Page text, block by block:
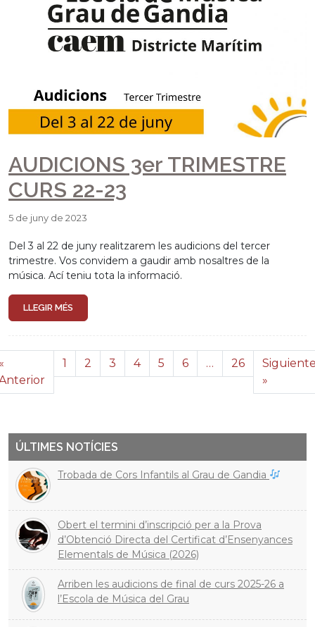
AUDICIONS 3er TRIMESTRE
CURS 22-23
5 de juny de 2023
Del 3 al 22 de juny realitzarem les audicions del tercer
trimestre. Vos convidem a gaudir amb nosaltres de la
música. Ací teniu tota la informació.
LLEGIR MÉS
1 2 3 4 5 6 … 26
»
ÚLTIMES NOTÍCIES
Trobada de Cors Infantils al Grau de Gandia
Obert el termini d’inscripció per a la Prova
d’Obtenció Directa del Certificat d’Ensenyances
Elementals de Música (2026)
Arriben les audicions de final de curs 2025-26 a
l’Escola de Música del Grau